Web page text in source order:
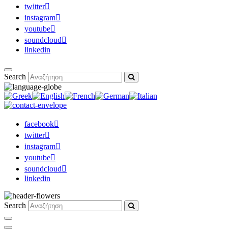
twitter
instagram
youtube
soundcloud
linkedin
Search
facebook
twitter
instagram
youtube
soundcloud
linkedin
Search